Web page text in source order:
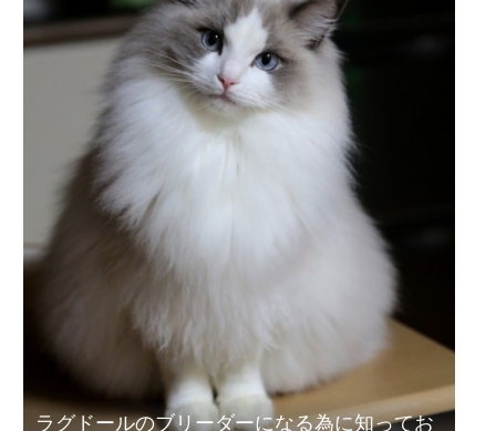
ラグドールのブリーダーになる為に知ってお